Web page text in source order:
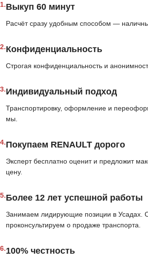
1.Выкуп 60 минут
Расчёт сразу удобным способом —
2.Конфиденциальность
Строгая конфиденциальность и
3.Индивидуальный подход
Транспортировку, оформление и
мы.
4.Покупаем RENAULT дорого
Эксперт бесплатно оценит и предложит
цену.
5.Более 12 лет успешной работы
Занимаем лидирующие позиции в Усадах.
проконсультируем о продаже транспорта.
6.100% честность